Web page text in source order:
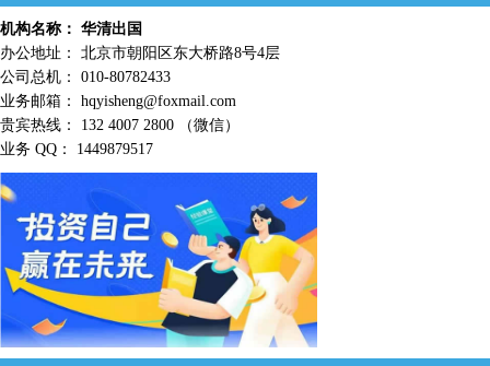
机构名称： 华清出国
办公地址： 北京市朝阳区东大桥路8号4层
公司总机： 010-80782433
业务邮箱： hqyisheng@foxmail.com
贵宾热线： 132 4007 2800 （微信）
业务 QQ： 1449879517